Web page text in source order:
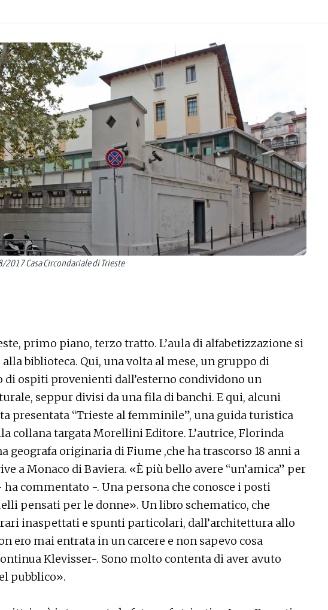
2017 Casa Circondariale di Trieste
primo piano, terzo tratto. L’aula di alfabetizzazione si
biblioteca. Qui, una volta al mese, un gruppo di
di ospiti provenienti dall’esterno condividono un
seppur divisi da una fila di banchi. E qui, alcuni
presentata “Trieste al femminile”, una guida turistica
collana targata Morellini Editore. L’autrice, Florinda
geografa originaria di Fiume ,che ha trascorso 18 anni a
a Monaco di Baviera. «È più bello avere “un’amica” per
commentato -. Una persona che conosce i posti
pensati per le donne». Un libro schematico, che
inaspettati e spunti particolari, dall’architettura allo
ero mai entrata in un carcere e non sapevo cosa
Klevisser-. Sono molto contenta di aver avuto
pubblico».